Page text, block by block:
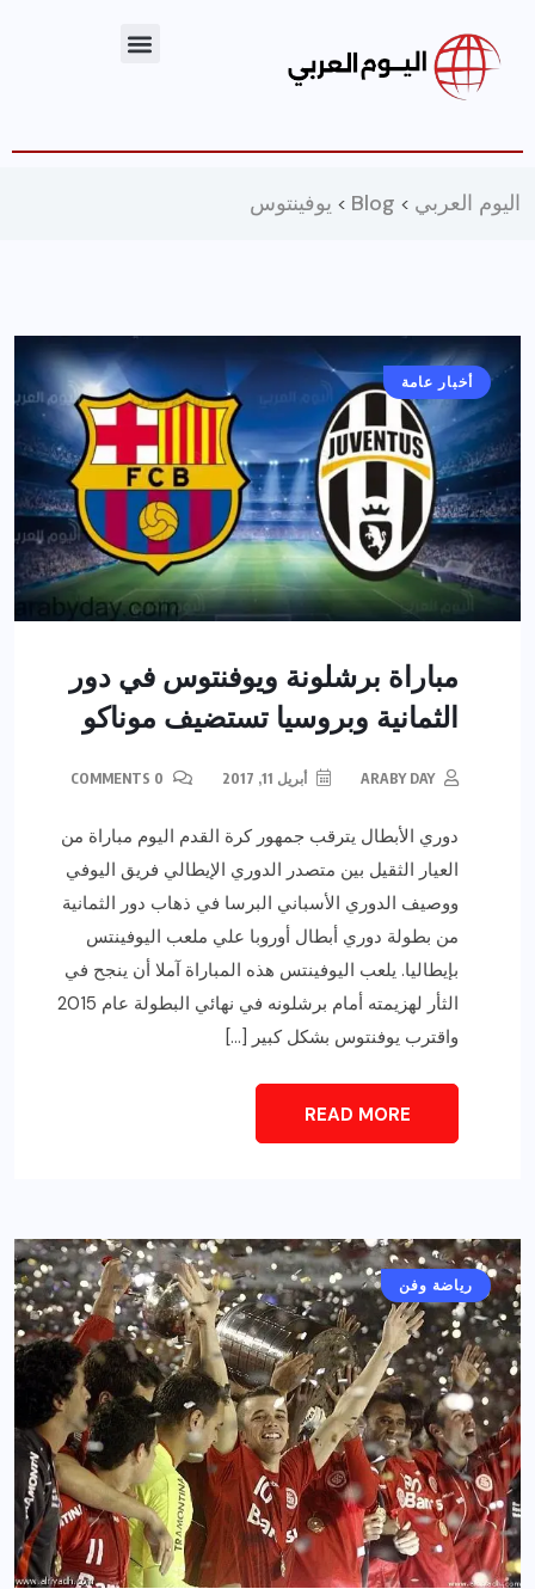
اليوم العربي >
Blog
> يوفينتوس
أخبار عامة
مباراة برشلونة ويوفنتوس في دور
الثمانية وبروسيا تستضيف موناكو
ARABY DAY أبريل 11, 2017
دوري الأبطال يترقب جمهور كرة القدم اليوم مباراة من
العيار الثقيل بين متصدر الدوري الإيطالي فريق اليوفي
ووصيف الدوري الأسباني البرسا في ذهاب دور الثمانية
من بطولة دوري أبطال أوروبا علي ملعب اليوفينتس
بإيطاليا. يلعب اليوفينتس هذه المباراة آملا أن ينجح في
الثأر لهزيمته أمام برشلونه في نهائي البطولة عام 2015
واقترب يوفنتوس بشكل كبير […]
READ MORE
رياضة وفن